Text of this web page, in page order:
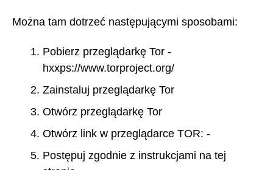
Można tam dotrzeć następującymi sposobami:
Pobierz przeglądarkę Tor -
hxxps://www.torproject.org/
Zainstaluj przeglądarkę Tor
Otwórz przeglądarkę Tor
Otwórz link w przeglądarce TOR: -
Postępuj zgodnie z instrukcjami na tej